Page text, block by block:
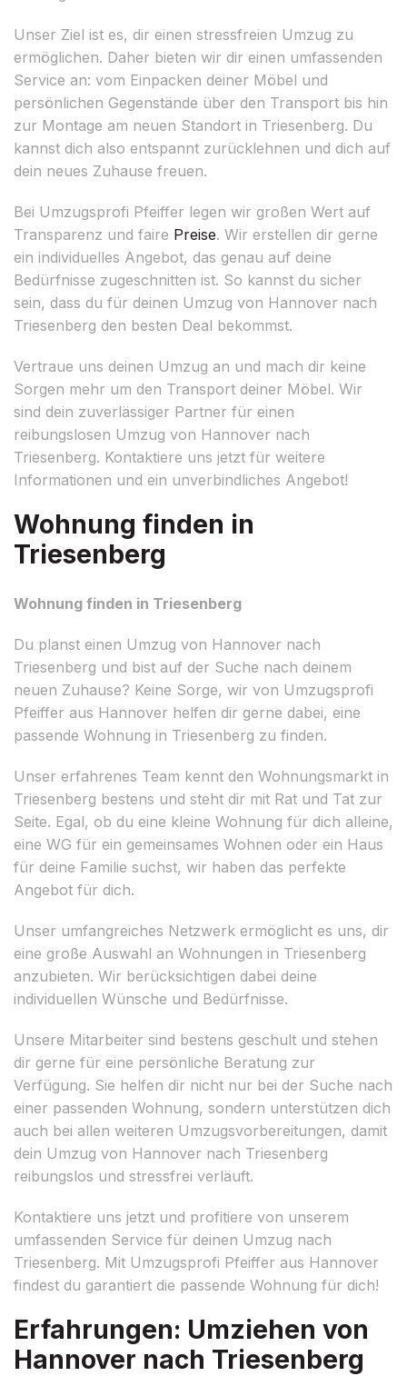
Unser Ziel ist es, dir einen stressfreien Umzug zu
ermöglichen. Daher bieten wir dir einen umfassenden
Service an: vom Einpacken deiner Möbel und
persönlichen Gegenstände über den Transport bis hin
zur Montage am neuen Standort in Triesenberg. Du
kannst dich also entspannt zurücklehnen und dich auf
dein neues Zuhause freuen.
Bei Umzugsprofi Pfeiffer legen wir großen Wert auf
Transparenz und faire Preise. Wir erstellen dir gerne
ein individuelles Angebot, das genau auf deine
Bedürfnisse zugeschnitten ist. So kannst du sicher
sein, dass du für deinen Umzug von Hannover nach
Triesenberg den besten Deal bekommst.
Vertraue uns deinen Umzug an und mach dir keine
Sorgen mehr um den Transport deiner Möbel. Wir
sind dein zuverlässiger Partner für einen
reibungslosen Umzug von Hannover nach
Triesenberg. Kontaktiere uns jetzt für weitere
Informationen und ein unverbindliches Angebot!
Wohnung finden in
Triesenberg
Wohnung finden in Triesenberg
Du planst einen Umzug von Hannover nach
Triesenberg und bist auf der Suche nach deinem
neuen Zuhause? Keine Sorge, wir von Umzugsprofi
Pfeiffer aus Hannover helfen dir gerne dabei, eine
passende Wohnung in Triesenberg zu finden.
Unser erfahrenes Team kennt den Wohnungsmarkt in
Triesenberg bestens und steht dir mit Rat und Tat zur
Seite. Egal, ob du eine kleine Wohnung für dich alleine,
eine WG für ein gemeinsames Wohnen oder ein Haus
für deine Familie suchst, wir haben das perfekte
Angebot für dich.
Unser umfangreiches Netzwerk ermöglicht es uns, dir
eine große Auswahl an Wohnungen in Triesenberg
anzubieten. Wir berücksichtigen dabei deine
individuellen Wünsche und Bedürfnisse.
Unsere Mitarbeiter sind bestens geschult und stehen
dir gerne für eine persönliche Beratung zur
Verfügung. Sie helfen dir nicht nur bei der Suche nach
einer passenden Wohnung, sondern unterstützen dich
auch bei allen weiteren Umzugsvorbereitungen, damit
dein Umzug von Hannover nach Triesenberg
reibungslos und stressfrei verläuft.
Kontaktiere uns jetzt und profitiere von unserem
umfassenden Service für deinen Umzug nach
Triesenberg. Mit Umzugsprofi Pfeiffer aus Hannover
findest du garantiert die passende Wohnung für dich!
Erfahrungen: Umziehen von
Hannover nach Triesenberg